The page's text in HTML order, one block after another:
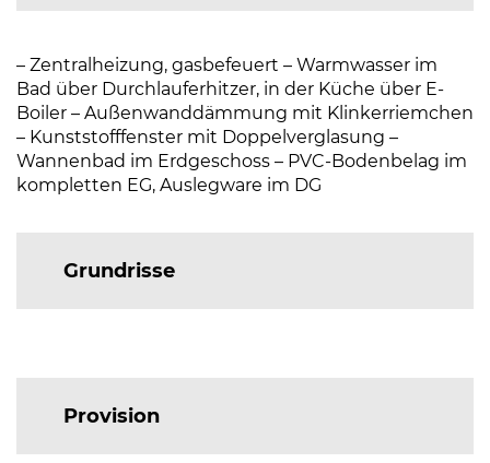
– Zentralheizung, gasbefeuert – Warmwasser im
Bad über Durchlauferhitzer, in der Küche über E-
Boiler – Außenwanddämmung mit Klinkerriemchen
– Kunststofffenster mit Doppelverglasung –
Wannenbad im Erdgeschoss – PVC-Bodenbelag im
kompletten EG, Auslegware im DG
Grundrisse
Provision